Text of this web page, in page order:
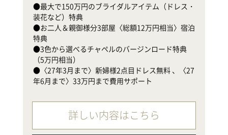
●最大で150万円のブライダルアイテム（ドレス・
装花など）特典
●お二人＆親御様分3部屋〈総額12万円相当〉宿泊
特典
●3色から選べるチャペルのバージンロード特典
（5万円相当）
●〈27年3月まで〉新婦様2点目ドレス無料 、〈27
年6月まで〉33万円まで費用サポート
詳しい内容はこちら